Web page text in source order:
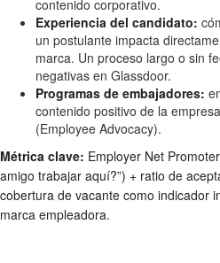
contenido corporativo.
Experiencia del candidato:
un postulante impacta
marca. Un proceso largo o sin
negativas en Glassdoor.
Programas de embajadores:
contenido positivo de la
(Employee Advocacy).
Métrica clave: Employer Net
amigo trabajar aquí?”) + ratio de
cobertura de vacante como indicador
marca empleadora.